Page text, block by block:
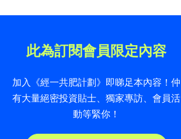
此為訂閱會員限定內容
加入《經一共肥計劃》即睇足本內容！仲
有大量絕密投資貼士、獨家專訪、會員活
動等緊你！